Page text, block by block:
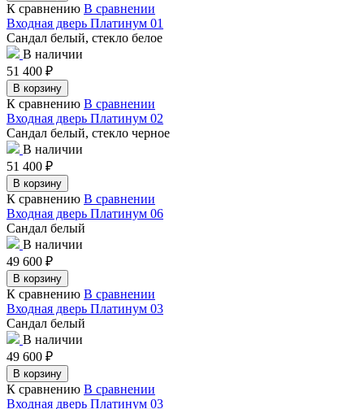
К сравнению В сравнении
Входная дверь Платинум 01
Сандал белый, стекло белое
В наличии
51 400 ₽
В корзину
К сравнению В сравнении
Входная дверь Платинум 02
Сандал белый, стекло черное
В наличии
51 400 ₽
В корзину
К сравнению В сравнении
Входная дверь Платинум 06
Сандал белый
В наличии
49 600 ₽
В корзину
К сравнению В сравнении
Входная дверь Платинум 03
Сандал белый
В наличии
49 600 ₽
В корзину
К сравнению В сравнении
Входная дверь Платинум 03